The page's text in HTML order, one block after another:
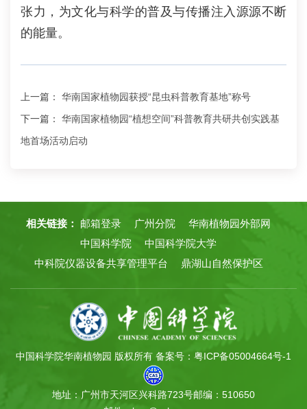
张力，为文化与科学的普及与传播注入源源不断
的能量。
上一篇：
华南国家植物园获授“昆虫科普教育基地”称号
下一篇：
华南国家植物园“植想空间”科普教育共研共创实践基
地首场活动启动
相关链接： 邮箱登录 广州分院
华南植物园外部网
中国科学院
中国科学院大学
中科院仪器设备共享管理平台
鼎湖山自然保护区
中国科学院华南植物园 版权所有 备案号：粤ICP备05004664号-1
地址：广州市天河区兴科路723号邮编：510650